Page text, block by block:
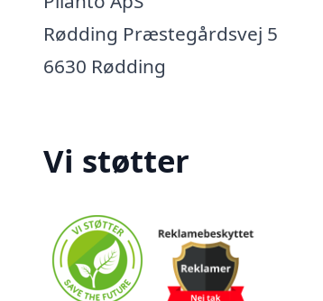
Rødding Præstegårdsvej 5
6630 Rødding
Vi støtter